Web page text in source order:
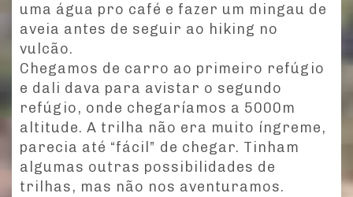
uma água pro café e fazer um mingau de
aveia antes de seguir ao hiking no
vulcão.
Chegamos de carro ao primeiro refúgio
e dali dava para avistar o segundo
refúgio, onde chegaríamos a 5000m
altitude. A trilha não era muito íngreme,
parecia até “fácil” de chegar. Tinham
algumas outras possibilidades de
trilhas, mas não nos aventuramos.